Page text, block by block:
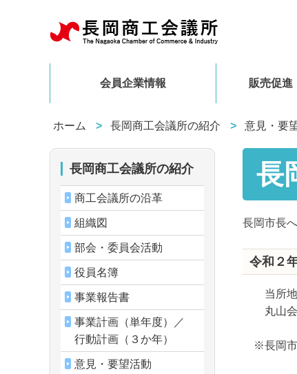
会員企業情報 販売促進
ホーム 長岡商工会議所の紹介 意見・要
長
長岡市長
令和２
当所地域
丸山会
※長岡市
長岡商工会議所の紹介
商工会議所の沿革
組織図
部会・委員会活動
役員名簿
事業報告書
事業計画（単年度）／
行動計画（３か年）
意見・要望活動